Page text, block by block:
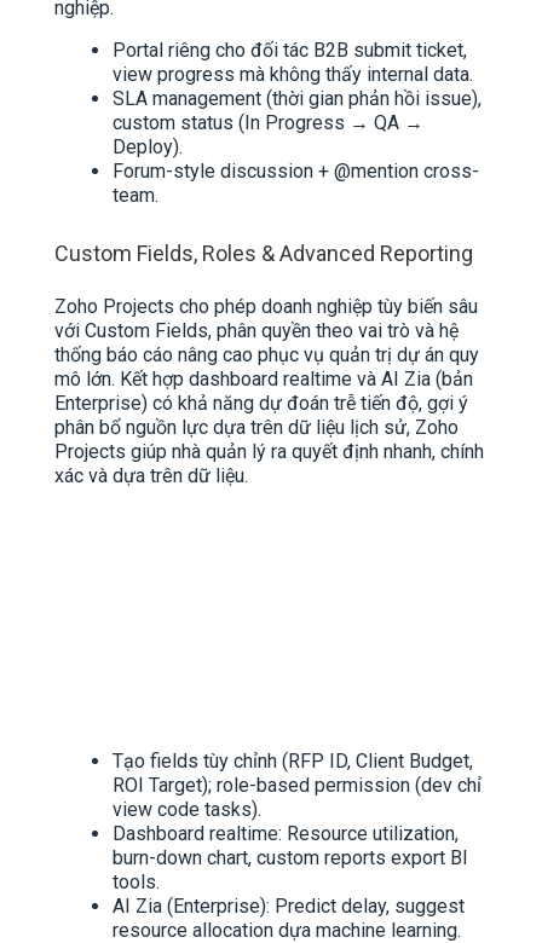
nghiệp.
Portal riêng cho đối tác B2B submit ticket,
view progress mà không thấy internal data.
SLA management (thời gian phản hồi issue),
custom status (In Progress → QA →
Deploy).​
Forum-style discussion + @mention cross-
team.
Custom Fields, Roles & Advanced Reporting
Zoho Projects cho phép doanh nghiệp tùy biến sâu
với Custom Fields, phân quyền theo vai trò và hệ
thống báo cáo nâng cao phục vụ quản trị dự án quy
mô lớn. Kết hợp dashboard realtime và AI Zia (bản
Enterprise) có khả năng dự đoán trễ tiến độ, gợi ý
phân bổ nguồn lực dựa trên dữ liệu lịch sử, Zoho
Projects giúp nhà quản lý ra quyết định nhanh, chính
xác và dựa trên dữ liệu.
Tạo fields tùy chỉnh (RFP ID, Client Budget,
ROI Target); role-based permission (dev chỉ
view code tasks).​
Dashboard realtime: Resource utilization,
burn-down chart, custom reports export BI
tools.
AI Zia (Enterprise): Predict delay, suggest
resource allocation dựa machine learning.